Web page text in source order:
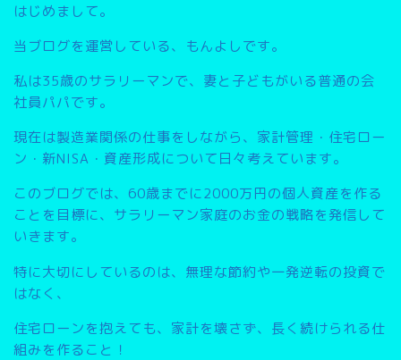
はじめまして。
当ブログを運営している、もんよしです。
私は35歳のサラリーマンで、妻と子どもがいる普通の会
社員パパです。
現在は製造業関係の仕事をしながら、家計管理・住宅ロー
ン・新NISA・資産形成について日々考えています。
このブログでは、 60歳までに2000万円の個人資産を作る
こと を目標に、サラリーマン家庭のお金の戦略を発信して
いきます。
特に大切にしているのは、無理な節約や一発逆転の投資で
はなく、
住宅ローンを抱えても、家計を壊さず、長く続けられる仕
組みを作ること ！